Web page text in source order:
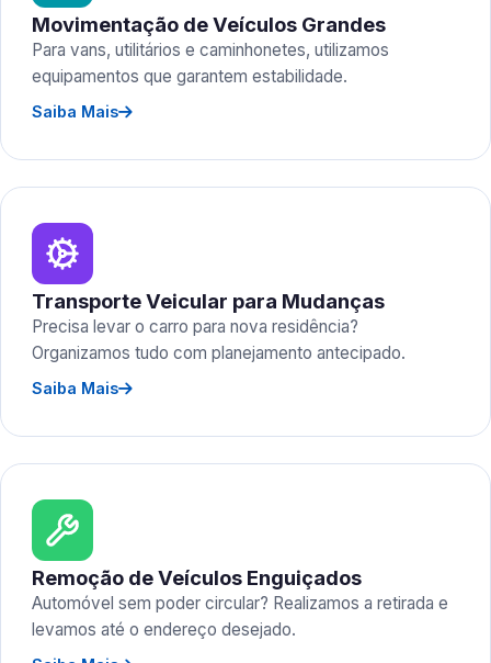
Movimentação de Veículos Grandes
Para vans, utilitários e caminhonetes, utilizamos
equipamentos que garantem estabilidade.
Saiba Mais
Transporte Veicular para Mudanças
Precisa levar o carro para nova residência?
Organizamos tudo com planejamento antecipado.
Saiba Mais
Remoção de Veículos Enguiçados
Automóvel sem poder circular? Realizamos a retirada e
levamos até o endereço desejado.